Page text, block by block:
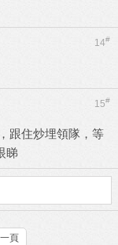
14#
15#
跟住炒埋領隊，等
睇
頁